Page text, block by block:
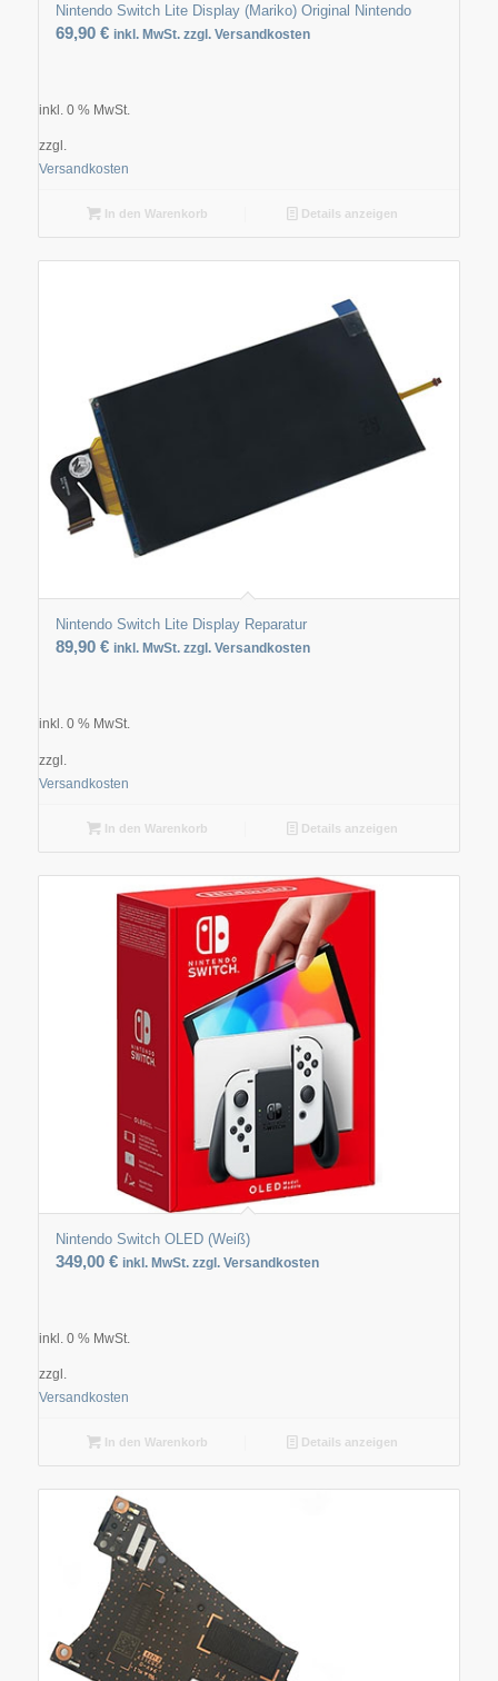
Nintendo Switch Lite Display (Mariko) Original Nintendo
69,90 € inkl. MwSt. zzgl. Versandkosten
inkl. 0 % MwSt.
zzgl.
Versandkosten
In den Warenkorb Details anzeigen
Nintendo Switch Lite Display Reparatur
89,90 € inkl. MwSt. zzgl. Versandkosten
inkl. 0 % MwSt.
zzgl.
Versandkosten
In den Warenkorb Details anzeigen
Nintendo Switch OLED (Weiß)
349,00 € inkl. MwSt. zzgl. Versandkosten
inkl. 0 % MwSt.
zzgl.
Versandkosten
In den Warenkorb Details anzeigen